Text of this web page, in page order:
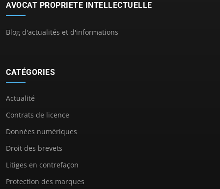
AVOCAT PROPRIETE INTELLECTUELLE
Blog d'actualités et d'informations
CATÉGORIES
Actualité
Contrats de licence
Données numériques
Droit des brevets
Litiges en contrefaçon
Protection des marques